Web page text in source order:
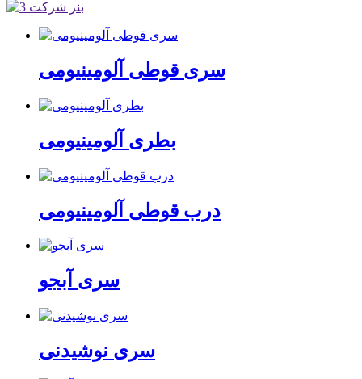
سری قوطی آلومینیومی
بطری آلومینیومی
درب قوطی آلومینیومی
سری آبجو
سری نوشیدنی